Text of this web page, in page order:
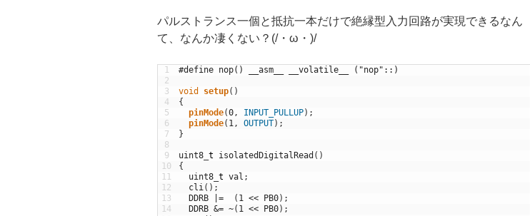
パルストランス一個と抵抗一本だけで絶縁型入力回路が実現できるなん
て、なんか凄くない？(/・ω・)/
1
2
3
4
5
6
7
8
9
10
11
12
13
14
#define nop() __asm__ __volatile__ ("nop"::)
void setup( )
{
pinMode(0, INPUT_PULLUP) ;
pinMode( 1, OUTPUT) ;
}
uint8 t isolatedDigitalRead ( )
{
uint8 t val ;
cli( ) ;
DDRB
|= ( 1 << PB0) ;
DDRB &= ~( 1 << PB0) ;